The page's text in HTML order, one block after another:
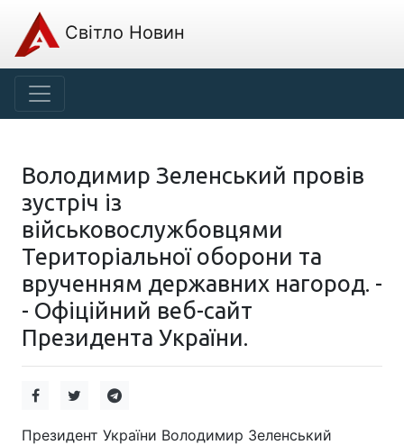
Світло Новин
Володимир Зеленський провів
зустріч із
військовослужбовцями
Територіальної оборони та
врученням державних нагород. -
- Офіційний веб-сайт
Президента України.
Президент України Володимир Зеленський